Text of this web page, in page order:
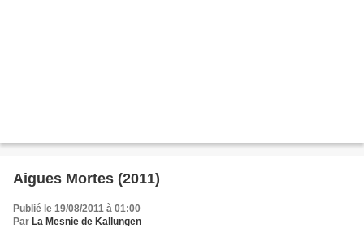
Aigues Mortes (2011)
Publié le 19/08/2011 à 01:00
Par La Mesnie de Kallungen